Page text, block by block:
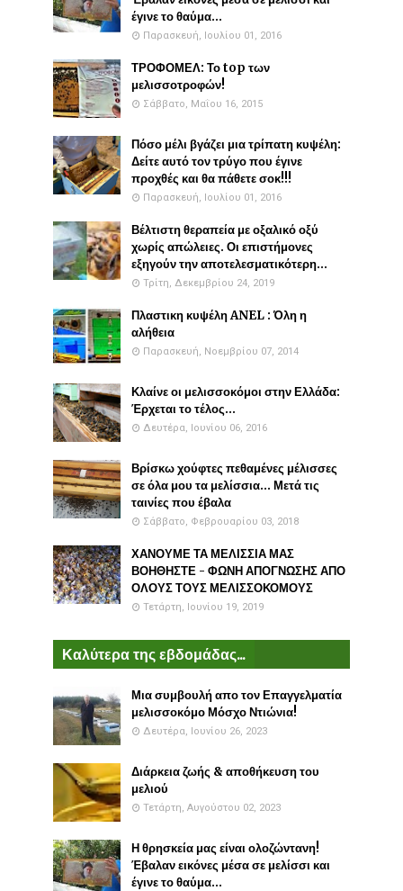
έγινε το θαύμα...
Παρασκευή, Ιουλίου 01, 2016
ΤΡΟΦΟΜΕΛ: Το top των
μελισσοτροφών!
Σάββατο, Μαΐου 16, 2015
Πόσο μέλι βγάζει μια τρίπατη κυψέλη:
Δείτε αυτό τον τρύγο που έγινε
προχθές και θα πάθετε σοκ!!!
Παρασκευή, Ιουλίου 01, 2016
Βέλτιστη θεραπεία με οξαλικό οξύ
χωρίς απώλειες. Οι επιστήμονες
εξηγούν την αποτελεσματικότερη...
Τρίτη, Δεκεμβρίου 24, 2019
Πλαστικη κυψέλη ANEL : Όλη η
αλήθεια
Παρασκευή, Νοεμβρίου 07, 2014
Κλαίνε οι μελισσοκόμοι στην Ελλάδα:
Έρχεται το τέλος...
Δευτέρα, Ιουνίου 06, 2016
Βρίσκω χούφτες πεθαμένες μέλισσες
σε όλα μου τα μελίσσια... Μετά τις
ταινίες που έβαλα
Σάββατο, Φεβρουαρίου 03, 2018
ΧΑΝΟΥΜΕ ΤΑ ΜΕΛΙΣΣΙΑ ΜΑΣ
ΒΟΗΘΗΣΤΕ - ΦΩΝΗ ΑΠΟΓΝΩΣΗΣ ΑΠΟ
ΟΛΟΥΣ ΤΟΥΣ ΜΕΛΙΣΣΟΚΟΜΟΥΣ
Τετάρτη, Ιουνίου 19, 2019
Καλύτερα της εβδομάδας...
Μια συμβουλή απο τον Επαγγελματία
μελισσοκόμο Μόσχο Ντιώνια!
Δευτέρα, Ιουνίου 26, 2023
Διάρκεια ζωής & αποθήκευση του
μελιού
Τετάρτη, Αυγούστου 02, 2023
Η θρησκεία μας είναι ολοζώντανη!
Έβαλαν εικόνες μέσα σε μελίσσι και
έγινε το θαύμα...